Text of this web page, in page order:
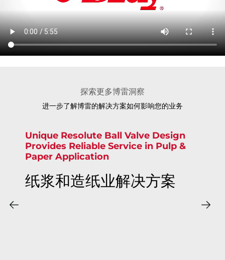
探索更多博雷洞察
进一步了解博雷的解决方案如何影响您的业务
Unique Resolute Ball Valve Design
Provides Reliable Service in Pulp &
Paper Application
纸浆和造纸业解决方案